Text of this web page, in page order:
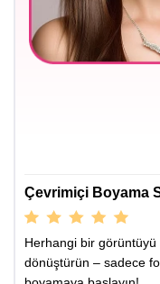
Çevrimiçi Boyama
Herhangi bir
dönüştürün – sadece